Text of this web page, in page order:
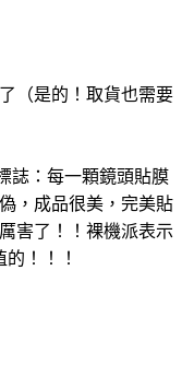
（是的！取貨也需要
誌：每一顆鏡頭貼膜
，成品很美，完美貼
害了！！裸機派表示
！！！